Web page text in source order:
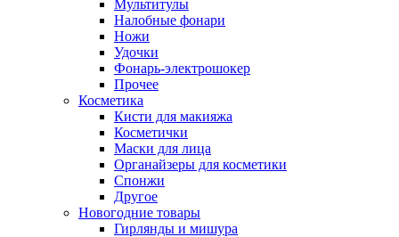
Мультитулы
Налобные фонари
Ножи
Удочки
Фонарь-электрошокер
Прочее
Косметика
Кисти для макияжа
Косметички
Маски для лица
Органайзеры для косметики
Спонжи
Другое
Новогодние товары
Гирлянды и мишура